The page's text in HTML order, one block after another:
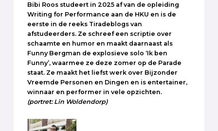
Bibi Roos studeert in 2025 af van de opleiding
Writing for Performance aan de HKU en is de
eerste in de reeks Tiradeblogs van
afstudeerders. Ze schreef een scriptie over
schaamte en humor en maakt daarnaast als
Funny Bergman de explosieve solo ‘Ik ben
Funny’, waarmee ze deze zomer op de Parade
staat. Ze maakt het liefst werk over Bijzonder
Vreemde Personen en Dingen en is entertainer,
winnaar en performer in vele opzichten.
(portret: Lin Woldendorp)